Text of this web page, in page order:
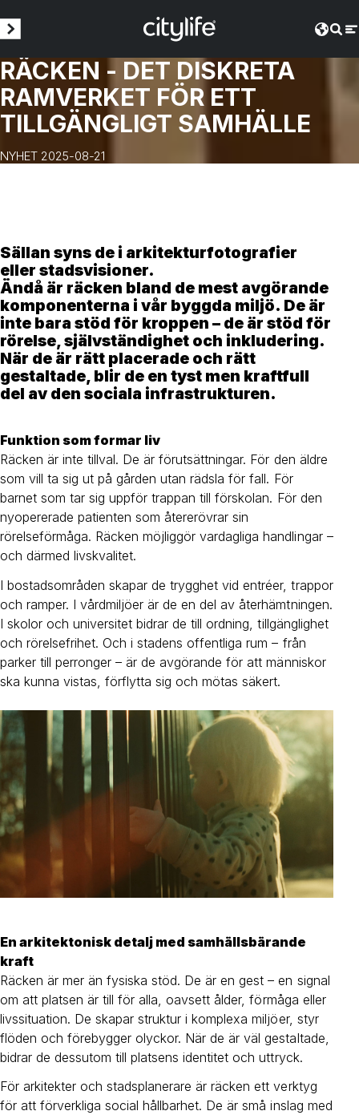
RÄCKEN - DET DISKRETA
RAMVERKET FÖR ETT
TILLGÄNGLIGT SAMHÄLLE
NYHET 2025-08-21
Sällan syns de i arkitekturfotografier
eller stadsvisioner.
Ändå är räcken bland de mest avgörande
komponenterna i vår byggda miljö. De är
inte bara stöd för kroppen – de är stöd för
rörelse, självständighet och inkludering.
När de är rätt placerade och rätt
gestaltade, blir de en tyst men kraftfull
del av den sociala infrastrukturen.
Funktion som formar liv
Räcken är inte tillval. De är förutsättningar. För den äldre
som vill ta sig ut på gården utan rädsla för fall. För
barnet som tar sig uppför trappan till förskolan. För den
nyopererade patienten som återerövrar sin
rörelseförmåga. Räcken möjliggör vardagliga handlingar –
och därmed livskvalitet.
I bostadsområden skapar de trygghet vid entréer, trappor
och ramper. I vårdmiljöer är de en del av återhämtningen.
I skolor och universitet bidrar de till ordning, tillgänglighet
och rörelsefrihet. Och i stadens offentliga rum – från
parker till perronger – är de avgörande för att människor
ska kunna vistas, förflytta sig och mötas säkert.
En arkitektonisk detalj med samhällsbärande
kraft
Räcken är mer än fysiska stöd. De är en gest – en signal
om att platsen är till för alla, oavsett ålder, förmåga eller
livssituation. De skapar struktur i komplexa miljöer, styr
flöden och förebygger olyckor. När de är väl gestaltade,
bidrar de dessutom till platsens identitet och uttryck.
För arkitekter och stadsplanerare är räcken ett verktyg
för att förverkliga social hållbarhet. De är små inslag med